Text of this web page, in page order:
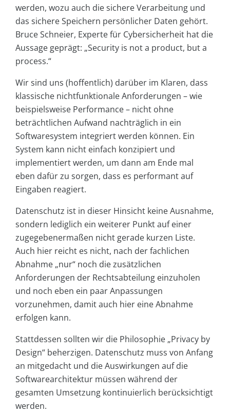
werden, wozu auch die sichere Verarbeitung und
das sichere Speichern persönlicher Daten gehört.
Bruce Schneier, Experte für Cybersicherheit hat die
Aussage geprägt: „Security is not a product, but a
process.“
Wir sind uns (hoffentlich) darüber im Klaren, dass
klassische nichtfunktionale Anforderungen – wie
beispielsweise Performance – nicht ohne
beträchtlichen Aufwand nachträglich in ein
Softwaresystem integriert werden können. Ein
System kann nicht einfach konzipiert und
implementiert werden, um dann am Ende mal
eben dafür zu sorgen, dass es performant auf
Eingaben reagiert.
Datenschutz ist in dieser Hinsicht keine Ausnahme,
sondern lediglich ein weiterer Punkt auf einer
zugegebenermaßen nicht gerade kurzen Liste.
Auch hier reicht es nicht, nach der fachlichen
Abnahme „nur“ noch die zusätzlichen
Anforderungen der Rechtsabteilung einzuholen
und noch eben ein paar Anpassungen
vorzunehmen, damit auch hier eine Abnahme
erfolgen kann.
Stattdessen sollten wir die Philosophie „Privacy by
Design“ beherzigen. Datenschutz muss von Anfang
an mitgedacht und die Auswirkungen auf die
Softwarearchitektur müssen während der
gesamten Umsetzung kontinuierlich berücksichtigt
werden.